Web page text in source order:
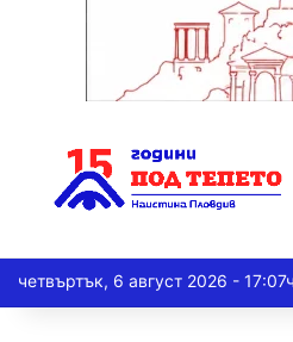
четвъртък, 6 август 2026 - 17:07ч